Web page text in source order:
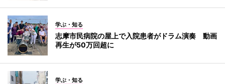
学ぶ・知る
志摩市民病院の屋上で入院患者がドラム演奏 動画
再生が50万回超に
学ぶ・知る